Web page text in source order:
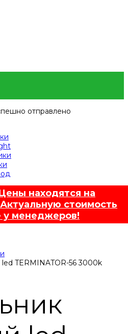
отправлено
находятся на
стоимость
у менеджеров!
TERMINATOR-56 3000k